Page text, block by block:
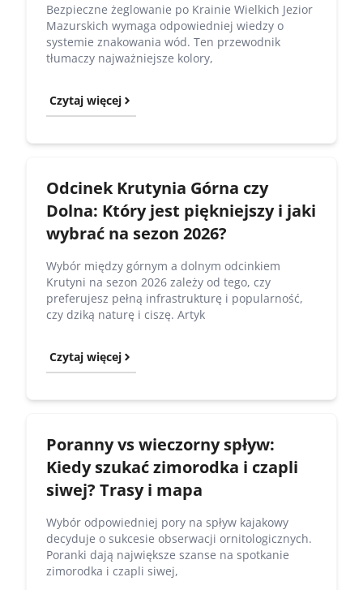
Bezpieczne żeglowanie po Krainie Wielkich Jezior
Mazurskich wymaga odpowiedniej wiedzy o
systemie znakowania wód. Ten przewodnik
tłumaczy najważniejsze kolory,
Czytaj więcej
Odcinek Krutynia Górna czy
Dolna: Który jest piękniejszy i jaki
wybrać na sezon 2026?
Wybór między górnym a dolnym odcinkiem
Krutyni na sezon 2026 zależy od tego, czy
preferujesz pełną infrastrukturę i popularność,
czy dziką naturę i ciszę. Artyk
Czytaj więcej
Poranny vs wieczorny spływ:
Kiedy szukać zimorodka i czapli
siwej? Trasy i mapa
Wybór odpowiedniej pory na spływ kajakowy
decyduje o sukcesie obserwacji ornitologicznych.
Poranki dają największe szanse na spotkanie
zimorodka i czapli siwej,